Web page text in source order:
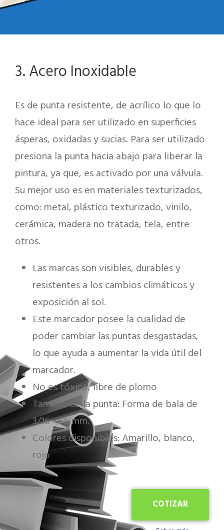
3. Acero Inoxidable
Es de punta resistente, de acrílico lo que lo
hace ideal para ser utilizado en superficies
ásperas, oxidadas y sucias. Para ser utilizado
presiona la punta hacia abajo para liberar la
pintura, ya que, es activado por una válvula.
Su mejor uso es en materiales texturizados,
como: metal, plástico texturizado, vinilo,
cerámica, madera no tratada, tela, entre
otros.
Las marcas son visibles, durables y
resistentes a los cambios climáticos y
exposición al sol.
Este marcador posee la cualidad de
poder cambiar las puntas desgastadas,
lo que ayuda a aumentar la vida útil del
marcador.
No es tóxico, libre de plomo
Tamaño de la punta: Forma de bala de
3/16 «/ 5 mm.
Colores disponibles: Amarillo, blanco,
rojo
COTIZAR